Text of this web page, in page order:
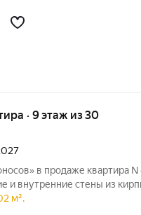
и большая гостиная Две
· 9 этаж из 30
в продаже квартира N
и внутренние стены из
и утепленная лоджия.
м².